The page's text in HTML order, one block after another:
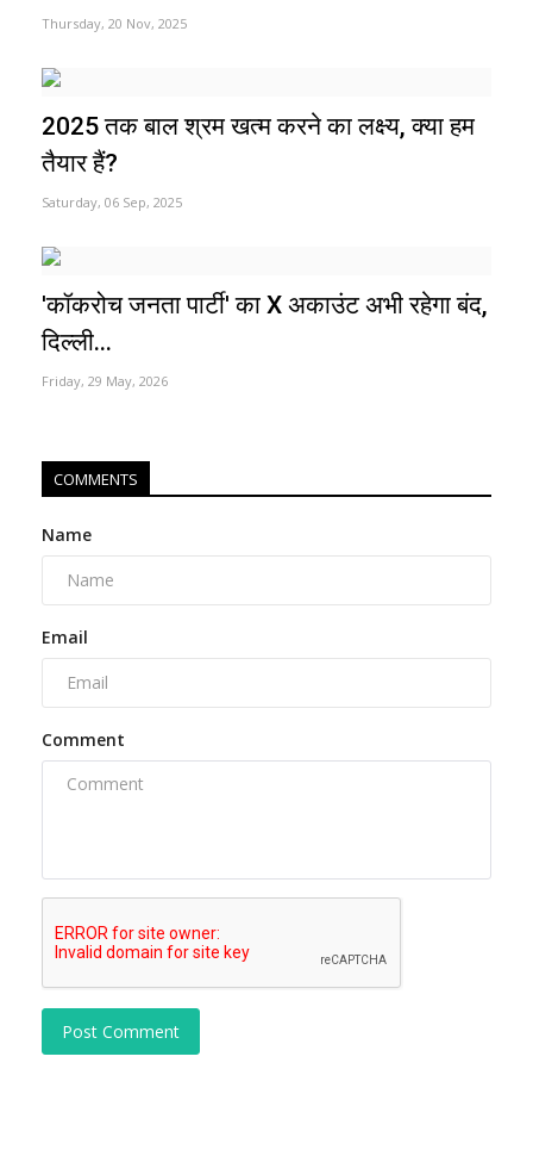
Thursday, 20 Nov, 2025
2025 तक बाल श्रम खत्म करने का लक्ष्य, क्या हम
तैयार हैं?
Saturday, 06 Sep, 2025
'कॉकरोच जनता पार्टी' का X अकाउंट अभी रहेगा बंद,
दिल्ली...
Friday, 29 May, 2026
COMMENTS
Name
Email
Comment
Post Comment